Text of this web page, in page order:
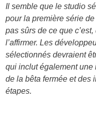
Il semble que le studio
pour la première série
pas sûrs de ce que
l’affirmer. Les
sélectionnés devraient
qui inclut également
de la bêta fermée et des
étapes.